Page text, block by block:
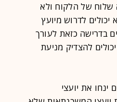
שלוח של הלקוח ולא
לדרוש מיועץ
בדרישה כזאת לעורך
להצדיק מניעת
את יועצי